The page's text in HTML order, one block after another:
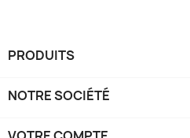
PRODUITS
NOTRE SOCIÉTÉ